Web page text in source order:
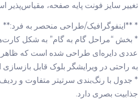
تغییر سایز فونت پایه صفحه، مقیاس‌پذیر
* **اینفوگرافیک/طراحی منحصر به فرد:**
* بخش “مراحل گام به گام” به شکل
عددی دایره‌ای طراحی شده است که ظاهری
به راحتی در ویرایشگر بلوک قابل
* جدول با رنگ‌بندی سرتیتر متفاوت و
جذابیت بصری دارد.